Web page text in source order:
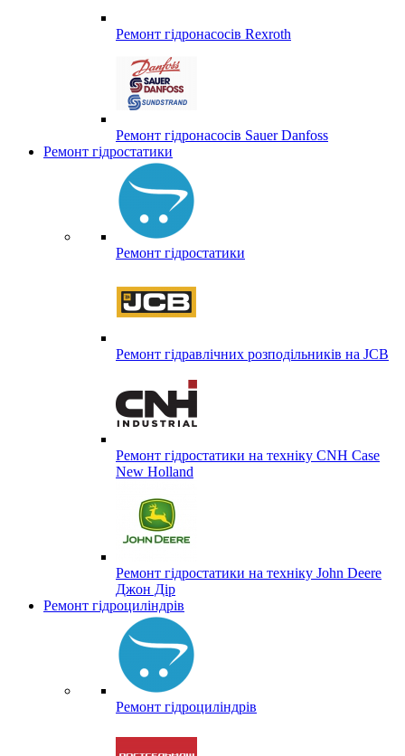
Ремонт гідронасосів Rexroth
Ремонт гідронасосів Sauer Danfoss
Ремонт гідростатики
Ремонт гідростатики
Ремонт гідравлічних розподільників на JCB
Ремонт гідростатики на техніку CNH Case
New Holland
Ремонт гідростатики на техніку John Deere
Джон Дір
Ремонт гідроциліндрів
Ремонт гідроциліндрів